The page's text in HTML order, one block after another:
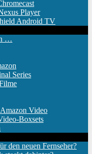
Player
Android TV
…
Series
Video
Boxsets
den neuen Fernseher?